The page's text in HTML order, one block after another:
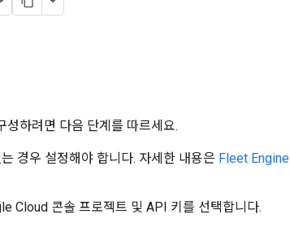
성하려면 다음 단계를 따르세요.
경우 설정해야 합니다. 자세한 내용은 Fleet
Cloud 콘솔 프로젝트 및 API 키를 선택합니다.